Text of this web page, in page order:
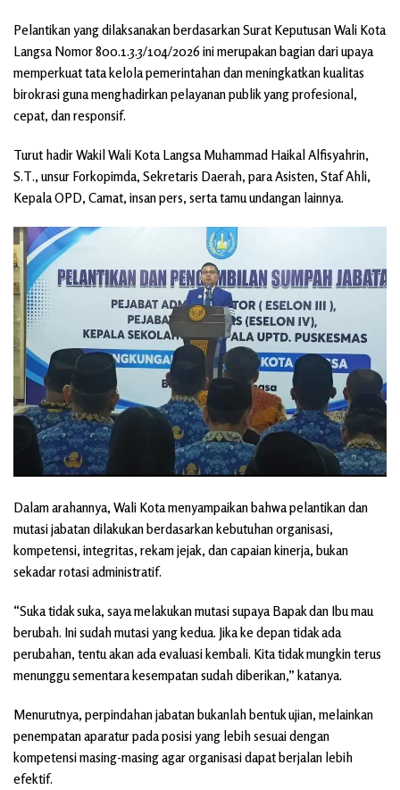
Pelantikan yang dilaksanakan berdasarkan Surat Keputusan Wali Kota
Langsa Nomor 800.1.3.3/104/2026 ini merupakan bagian dari upaya
memperkuat tata kelola pemerintahan dan meningkatkan kualitas
birokrasi guna menghadirkan pelayanan publik yang profesional,
cepat, dan responsif.
Turut hadir Wakil Wali Kota Langsa Muhammad Haikal Alfisyahrin,
S.T., unsur Forkopimda, Sekretaris Daerah, para Asisten, Staf Ahli,
Kepala OPD, Camat, insan pers, serta tamu undangan lainnya.
Dalam arahannya, Wali Kota menyampaikan bahwa pelantikan dan
mutasi jabatan dilakukan berdasarkan kebutuhan organisasi,
kompetensi, integritas, rekam jejak, dan capaian kinerja, bukan
sekadar rotasi administratif.
“Suka tidak suka, saya melakukan mutasi supaya Bapak dan Ibu mau
berubah. Ini sudah mutasi yang kedua. Jika ke depan tidak ada
perubahan, tentu akan ada evaluasi kembali. Kita tidak mungkin terus
menunggu sementara kesempatan sudah diberikan,” katanya.
Menurutnya, perpindahan jabatan bukanlah bentuk ujian, melainkan
penempatan aparatur pada posisi yang lebih sesuai dengan
kompetensi masing-masing agar organisasi dapat berjalan lebih
efektif.